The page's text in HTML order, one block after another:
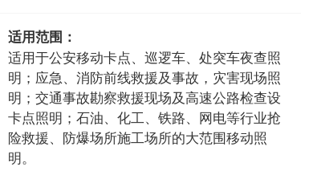
适用范围：
适用于公安移动卡点、巡逻车、处突车夜查照
明；应急、消防前线救援及事故，灾害现场照
明；交通事故勘察救援现场及高速公路检查设
卡点照明；石油、化工、铁路、网电等行业抢
险救援、防爆场所施工场所的大范围移动照
明。